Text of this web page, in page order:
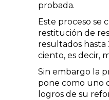
probada.
Este proceso se
restitución de
resultados hasta
ciento, es decir,
Sin embargo la
pone como uno
logros de su